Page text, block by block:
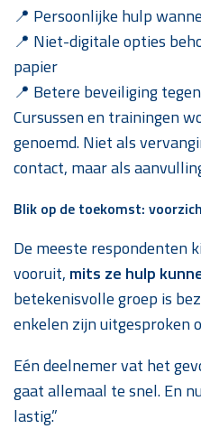
📍 Persoonlijke hulp
📍 Niet-digitale opties
papier
📍 Betere beveiliging
Cursussen en trainingen
genoemd. Niet als
contact, maar als
Blik op de toekomst:
De meeste respondenten
vooruit, mits ze hulp
betekenisvolle groep is
enkelen zijn uitgesproken
Eén deelnemer vat het
gaat allemaal te snel. En
lastig.”